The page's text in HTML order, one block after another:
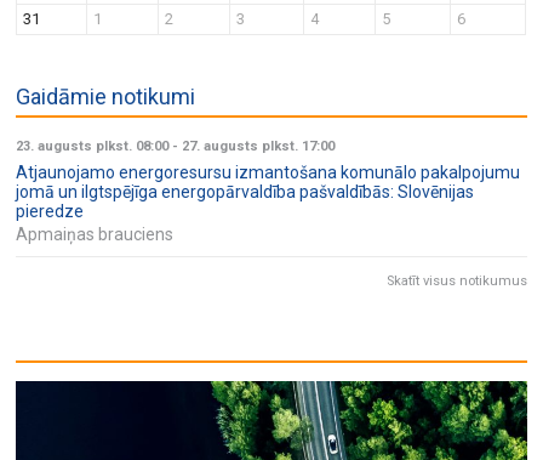
31
1 2 3 4 5 6
Gaidāmie notikumi
23. augusts plkst. 08:00- 27. augusts plkst. 17:00
Atjaunojamo energoresursu izmantošana komunālo pakalpojumu
jomā un ilgtspējīga energopārvaldība pašvaldībās: Slovēnijas
pieredze
Apmaiņas brauciens
Skatīt visus notikumus